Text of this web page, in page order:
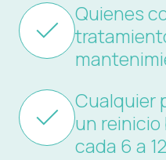
Quienes
Cualquier
un
cada 6 a